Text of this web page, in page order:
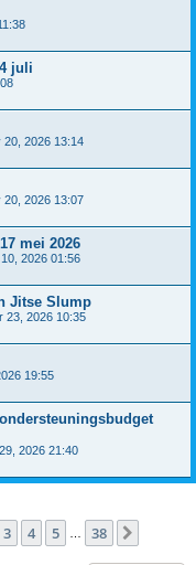
juli
20, 2026 13:14
20, 2026 13:07
mei 2026
2026 01:56
Jitse Slump
23, 2026 10:35
19:55
2026 21:40
38
3 4 5 … 38